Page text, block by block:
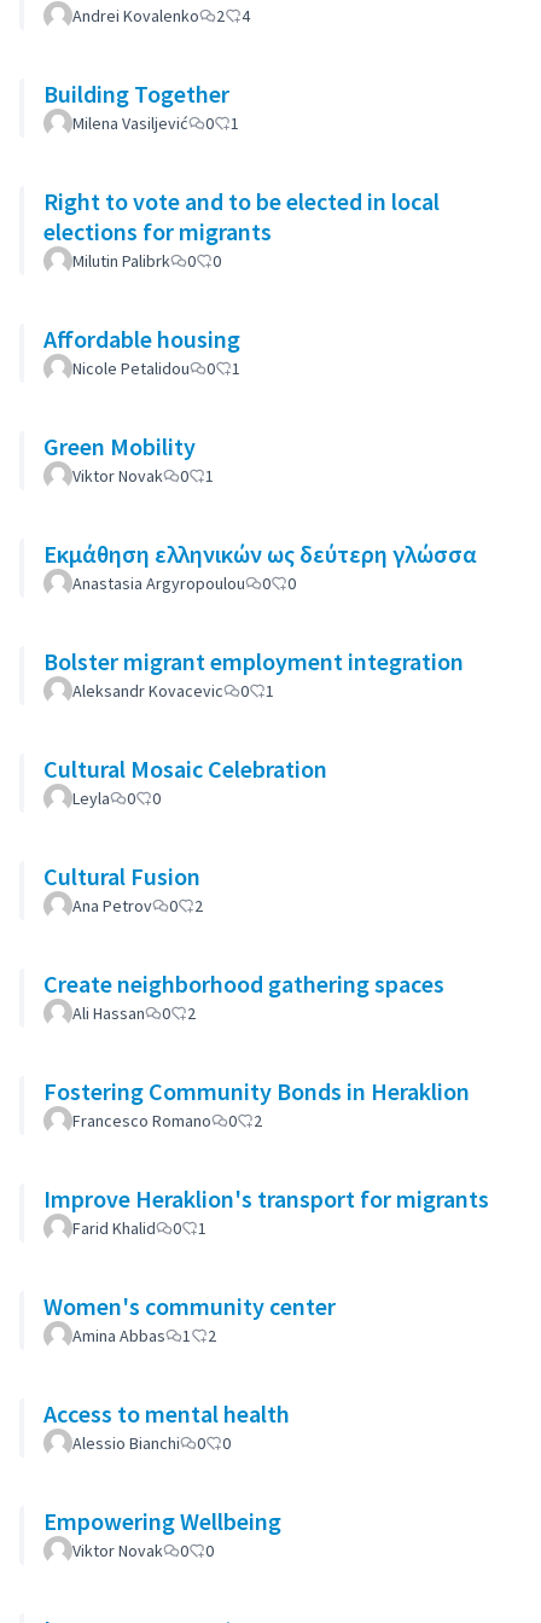
Andrei Kovalenko 2 4
Building Together
Milena Vasiljević 0 1
Right to vote and to be elected in local
elections for migrants
Milutin Palibrk 0 0
Affordable housing
Nicole Petalidou 0 1
Green Mobility
Viktor Novak 0 1
Εκμάθηση ελληνικών ως δεύτερη γλώσσα
Anastasia Argyropoulou 0 0
Bolster migrant employment integration
Aleksandr Kovacevic 0 1
Cultural Mosaic Celebration
Leyla 0 0
Cultural Fusion
Ana Petrov 0 2
Create neighborhood gathering spaces
Ali Hassan 0 2
Fostering Community Bonds in Heraklion
Francesco Romano 0 2
Improve Heraklion's transport for migrants
Farid Khalid 0 1
Women's community center
Amina Abbas 1 2
Access to mental health
Alessio Bianchi 0 0
Empowering Wellbeing
Viktor Novak 0 0